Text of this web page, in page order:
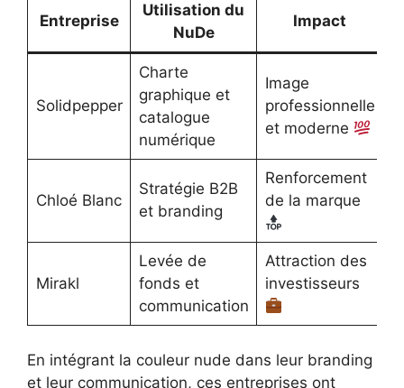
Entreprise
Utilisation du
NuDe
Impact
Solidpepper
Charte
graphique et
catalogue
numérique
Image
professionnelle
et moderne
Chloé Blanc
Stratégie B2B
et branding
Renforcement
de la marque
Mirakl
Levée de
fonds et
communication
Attraction des
investisseurs
En intégrant la couleur nude dans leur branding
et leur communication, ces entreprises ont